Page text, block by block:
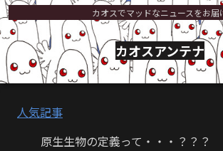
カオスでマッドなニュースをお届
カオスアンテナ
人気記事
原生生物の定義って・・・？？？